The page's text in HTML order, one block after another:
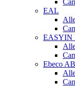
EAL
EASYIN
Ebeco AB